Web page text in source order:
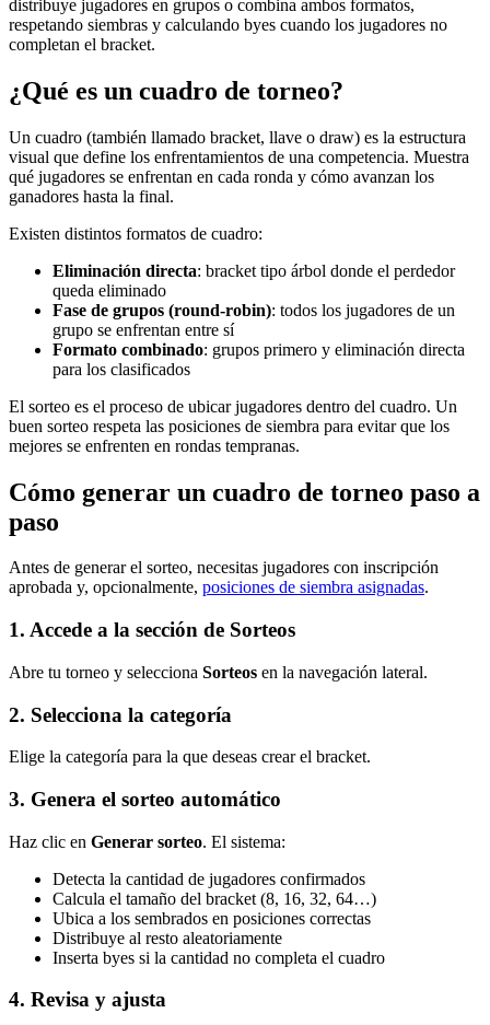
distribuye jugadores en grupos o combina ambos formatos,
respetando siembras y calculando byes cuando los jugadores no
completan el bracket.
¿Qué es un cuadro de torneo?
Un cuadro (también llamado bracket, llave o draw) es la estructura
visual que define los enfrentamientos de una competencia. Muestra
qué jugadores se enfrentan en cada ronda y cómo avanzan los
ganadores hasta la final.
Existen distintos formatos de cuadro:
Eliminación directa: bracket tipo árbol donde el perdedor
queda eliminado
Fase de grupos (round-robin): todos los jugadores de un
grupo se enfrentan entre sí
Formato combinado: grupos primero y eliminación directa
para los clasificados
El sorteo es el proceso de ubicar jugadores dentro del cuadro. Un
buen sorteo respeta las posiciones de siembra para evitar que los
mejores se enfrenten en rondas tempranas.
Cómo generar un cuadro de torneo paso a
paso
Antes de generar el sorteo, necesitas jugadores con inscripción
aprobada y, opcionalmente, posiciones de siembra asignadas.
1. Accede a la sección de Sorteos
Abre tu torneo y selecciona Sorteos en la navegación lateral.
2. Selecciona la categoría
Elige la categoría para la que deseas crear el bracket.
3. Genera el sorteo automático
Haz clic en Generar sorteo. El sistema:
Detecta la cantidad de jugadores confirmados
Calcula el tamaño del bracket (8, 16, 32, 64…)
Ubica a los sembrados en posiciones correctas
Distribuye al resto aleatoriamente
Inserta byes si la cantidad no completa el cuadro
4. Revisa y ajusta